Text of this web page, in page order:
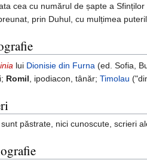
cea cu numărul de șapte a
prin Duhul, cu mulțimea
lui Dionisie din Furna (ed. Sofia,
Romil , ipodiacon, tânăr; Timolau
sunt păstrate, nici cunoscute, scrieri